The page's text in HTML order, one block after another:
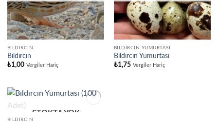
BILDIRCIN
Bıldırcın
₺1,00 Vergiler Hariç
BILDIRCIN YUMURTASI
Bıldırcın Yumurtası
₺1,75 Vergiler Hariç
STOKTA YOK
BILDIRCIN